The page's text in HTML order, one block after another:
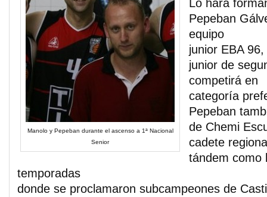
Manolo y Pepeban durante el ascenso a 1ª Nacional
Senior
Lo hará
Pepeban
equipo
junior EBA
junior de
competirá en
categoría
Pepeban
de Chemi
cadete
tándem como
temporadas
donde se proclamaron subcampeones de